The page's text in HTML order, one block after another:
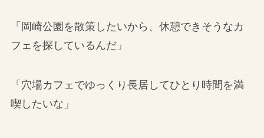
「岡崎公園を散策したいから、休憩できそうなカ
フェを探しているんだ」
「穴場カフェでゆっくり長居してひとり時間を満
喫したいな」